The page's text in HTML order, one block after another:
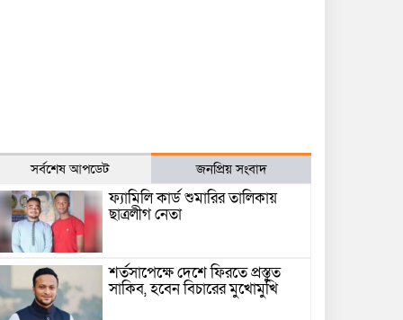
সর্বশেষ আপডেট জনপ্রিয় সংবাদ
ফ্যামিলি কার্ড শুমারির তালিকায়
ছাত্রলীগ নেতা
শর্তসাপেক্ষে দেশে ফিরতে প্রস্তুত
সাকিব, হবেন বিচারের মুখোমুখি